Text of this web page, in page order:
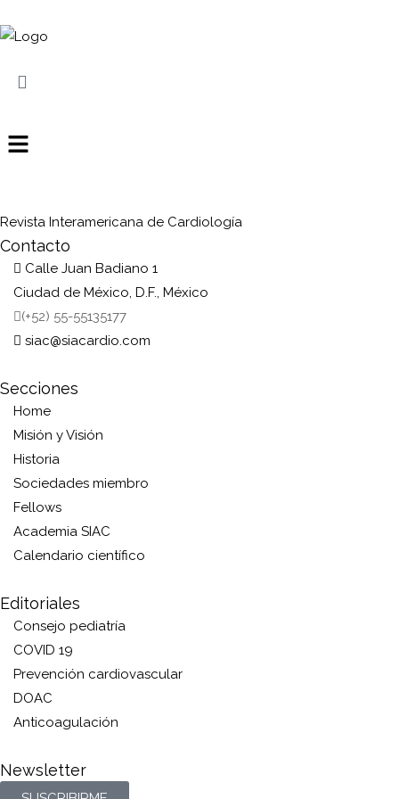
Revista Interamericana de Cardiología
Contacto
Calle Juan Badiano 1
Ciudad de México, D.F., México
(+52) 55-55135177
siac@siacardio.com
Secciones
Home
Misión y Visión
Historia
Sociedades miembro
Fellows
Academia SIAC
Calendario científico
Editoriales
Consejo pediatría
COVID 19
Prevención cardiovascular
DOAC
Anticoagulación
Newsletter